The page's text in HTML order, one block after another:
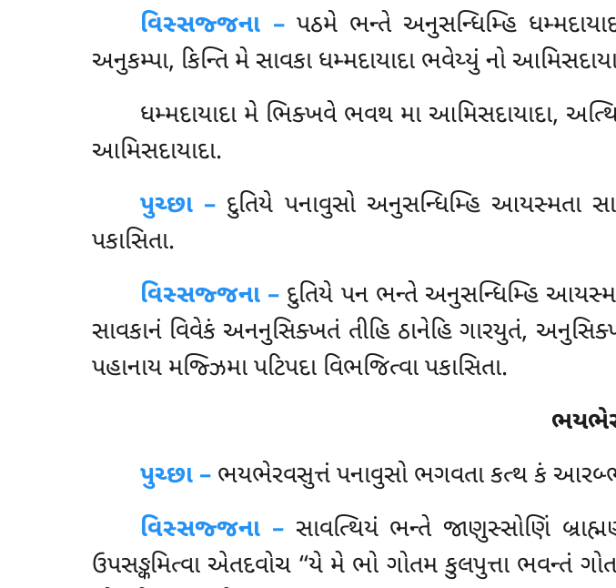
વિસ્સજ્જના –પઠમે ભન્તે અનુસન્ધિમ્હિ
અનુકમ્પા, કિન્તિ મે સાવકા ધમ્મદાયાદા ભવેય્યું નો
ધમ્મદાયાદા મે ભિક્ખવે ભવથ મા આમિસદાયાદા, અત્થિ
આમિસદાયાદા.
પુચ્છા – દુતિયે પનાવુસો અનુસન્ધિમ્હિ આયસ્મતા
પકાસિતા.
વિસ્સજ્જના – દુતિયે પન ભન્તે અનુસન્ધિમ્હિ
સાવકાનં વિવેકં અનનુસિક્ખતં તીહિ ઠાનેહિ ગારયુતં,
પહાનાય મજ્ઝિમા પટિપદા વિભજિત્વા પકાસિતા.
પુચ્છા – ભયભેરવસુત્તંપનાવુસો ભગવતા કત્થ કં
વિસ્સજ્જના – સાવત્થિયં ભન્તે જાણુસ્સોણિં
ઉપસઙ્કમિત્વા એતદવોચ ‘‘યે મે ભો ગોતમ કુલપુત્તા ભવન્તં